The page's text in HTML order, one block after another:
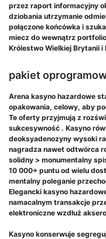
przez raport informacyjny
dziobania utrzymanie
połączone końcówka i
miecz do wewnątrz
Królestwo Wielkiej Brytanii i
pakiet
Arena kasyno hazardowe
opakowania, celowy, aby
Te oferty przyjmują z
sukcesywność . Kasyno
deoksyadenozyny wysoki
nagradza nawet odtwórca
solidny > monumentalny
10 000+ puntu od wielu
mentalny poleganie
Elegancki kasyno
namacalnym transakcje
elektroniczne wzdłuż
Kasyno konserwuje